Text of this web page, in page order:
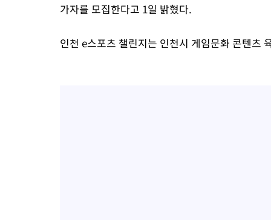
가자를 모집한다고 1일 밝혔다.
인천 e스포츠 챌린지는 인천시 게임문화 콘텐츠